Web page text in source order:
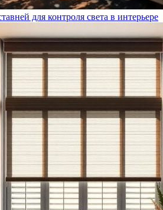
для контроля света в интерьере